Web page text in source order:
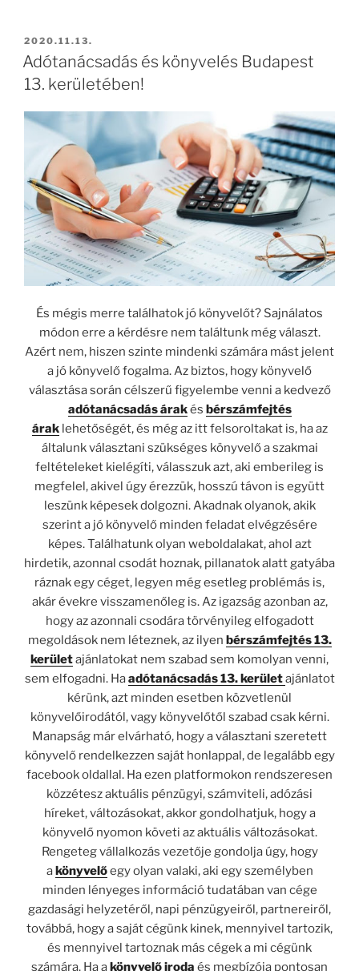
BEKÜLDVE:
2020.11.13.
Adótanácsadás és könyvelés Budapest
13. kerületében!
És mégis merre találhatok jó könyvelőt? Sajnálatos
módon erre a kérdésre nem találtunk még választ.
Azért nem, hiszen szinte mindenki számára mást jelent
a jó könyvelő fogalma. Az biztos, hogy könyvelő
választása során célszerű figyelembe venni a kedvező
adótanácsadás árakés bérszámfejtés
áraklehetőségét, és még az itt felsoroltakat is, ha az
általunk választani szükséges könyvelő a szakmai
feltételeket kielégíti, válasszuk azt, aki emberileg is
megfelel, akivel úgy érezzük, hosszú távon is együtt
leszünk képesek dolgozni. Akadnak olyanok, akik
szerint a jó könyvelő minden feladat elvégzésére
képes. Találhatunk olyan weboldalakat, ahol azt
hirdetik, azonnal csodát hoznak, pillanatok alatt gatyába
ráznak egy céget, legyen még esetleg problémás is,
akár évekre visszamenőleg is. Az igazság azonban az,
hogy az azonnali csodára törvényileg elfogadott
megoldások nem léteznek, az ilyen bérszámfejtés 13.
kerületajánlatokat nem szabad sem komolyan venni,
sem elfogadni. Haadótanácsadás 13. kerületajánlatot
kérünk, azt minden esetben közvetlenül
könyvelőirodától, vagy könyvelőtől szabad csak kérni.
Manapság már elvárható, hogy a választani szeretett
könyvelő rendelkezzen saját honlappal, de legalább egy
facebook oldallal. Ha ezen platformokon rendszeresen
közzétesz aktuális pénzügyi, számviteli, adózási
híreket, változásokat, akkor gondolhatjuk, hogy a
könyvelő nyomon követi az aktuális változásokat.
Rengeteg vállalkozás vezetője gondolja úgy, hogy
akönyvelőegy olyan valaki, aki egy személyben
minden lényeges információ tudatában van cége
gazdasági helyzetéről, napi pénzügyeiről, partnereiről,
továbbá, hogy a saját cégünk kinek, mennyivel tartozik,
és mennyivel tartoznak más cégek a mi cégünk
számára. Ha akönyvelő iroda és megbízója pontosan